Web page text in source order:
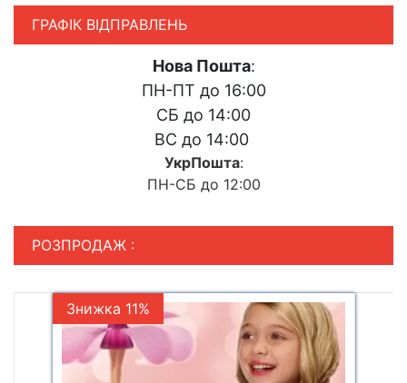
ГРАФІК ВІДПРАВЛЕНЬ
Нова Пошта:
ПН-ПТ до 16:00
СБ до 14:00
ВС до 14:00
УкрПошта:
ПН-СБ до 12:00
РОЗПРОДАЖ :
Знижка 11%